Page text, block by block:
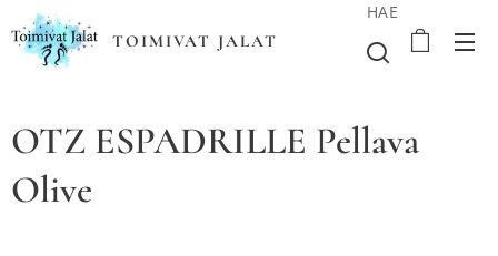
TOIMIVAT JALAT
HAE
OTZ ESPADRILLE Pellava
Olive